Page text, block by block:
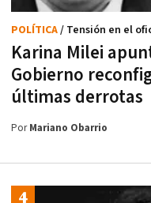
Karina Milei
Gobierno
últimas derrotas
POLÍTICA/ Tensión en el
PorMariano Obarrio